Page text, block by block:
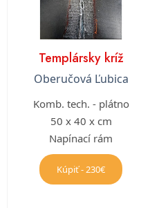
Templársky kríž
Oberučová Ľubica
Komb. tech. - plátno
50 x 40 x cm
Napínací rám
Kúpiť - 230€